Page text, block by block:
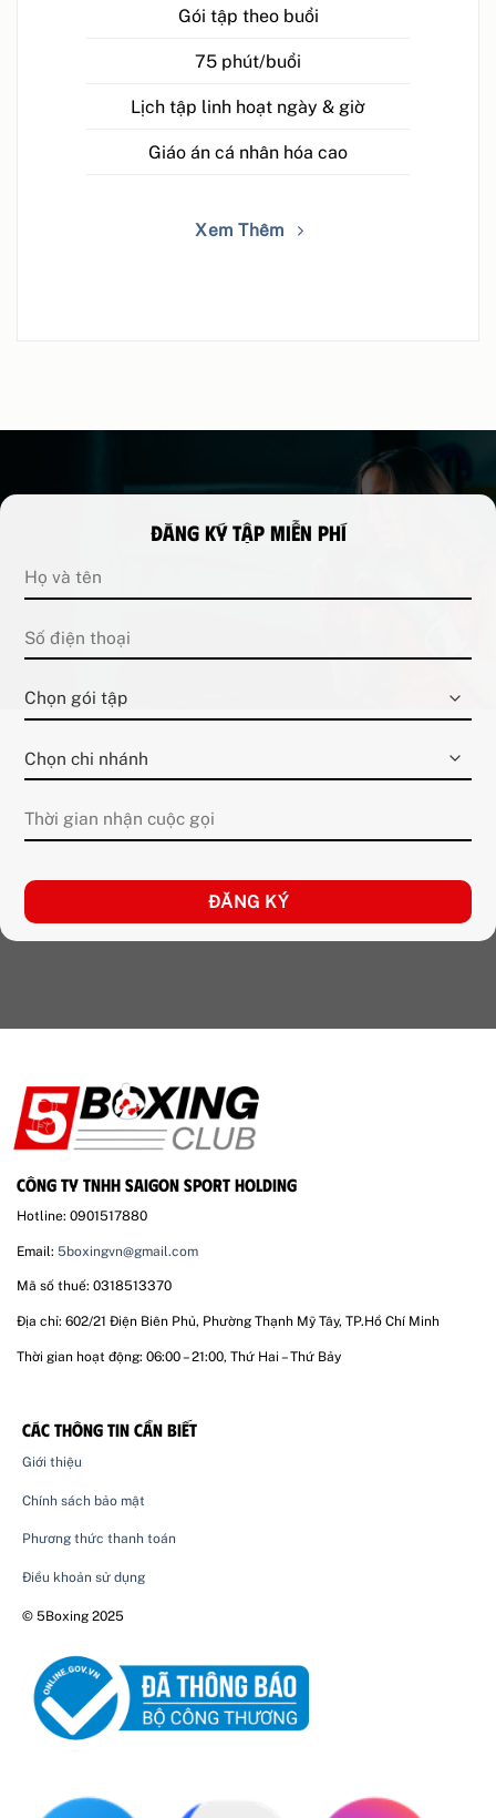
Gói tập theo buổi
75 phút/buổi
Lịch tập linh hoạt ngày & giờ
Giáo án cá nhân hóa cao
Xem Thêm
Đăng ký tập miễn phí
CÔNG TY TNHH SAIGON SPORT HOLDING
Hotline: 0901517880
Email: 5boxingvn@gmail.com
Mã số thuế: 0318513370
Địa chỉ: 602/21 Điện Biên Phủ, Phường Thạnh Mỹ Tây, TP.Hồ Chí Minh
Thời gian hoạt động: 06:00 – 21:00, Thứ Hai – Thứ Bảy
CÁC THÔNG TIN CẦN BIẾT
Giới thiệu
Chính sách bảo mật
Phương thức thanh toán
Điều khoản sử dụng
© 5Boxing 2025